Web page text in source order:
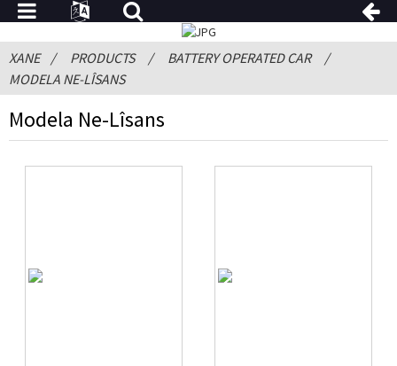
XANE PRODUCTS
BATTERY OPERATED CAR
MODELA NE-LÎSANS
Modela Ne-Lîsans